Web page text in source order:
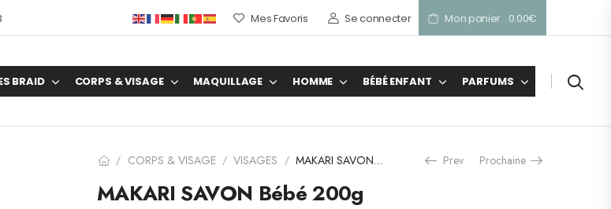
Mes Favoris Se connecter Mon panier 0.00€
BRAID CORPS & VISAGE MAQUILLAGE HOMME BÉBÉ ENFANT PARFUMS
/ CORPS & VISAGE / VISAGES / MAKARI SAVON Bébé 200g Prev Prochaine
MAKARI SAVON Bébé 200g